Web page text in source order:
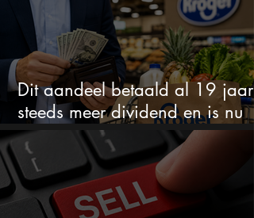
Dit aandeel betaald al 19 jaar
steeds meer dividend en is nu
goedkoop